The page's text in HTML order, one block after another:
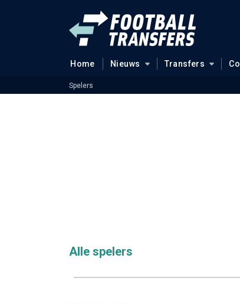
Home Nieuws Transfers
Spelers
Alle spelers